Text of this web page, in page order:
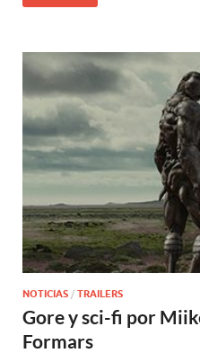
NOTICIAS / TRAILERS
Gore y sci-fi por
Formars